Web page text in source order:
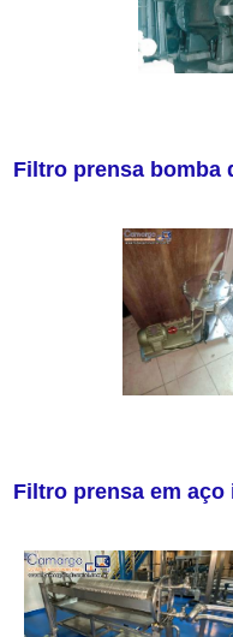
Filtro prensa bomba
Filtro prensa em